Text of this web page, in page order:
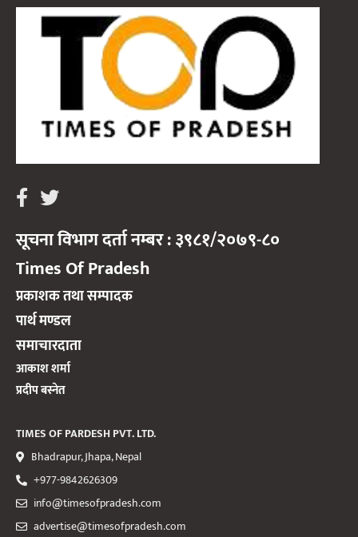
सूचना विभाग दर्ता नम्बर : ३९८१/२०७९-८०
Times Of Pradesh
प्रकाशक तथा सम्पादक
पार्थ मण्डल
समाचारदाता
आकाश शर्मा
प्रदीप बस्नेत
TIMES OF PARDESH PVT. LTD.
Bhadrapur, Jhapa, Nepal
+977-9842626309
info@timesofpradesh.com
advertise@timesofpradesh.com